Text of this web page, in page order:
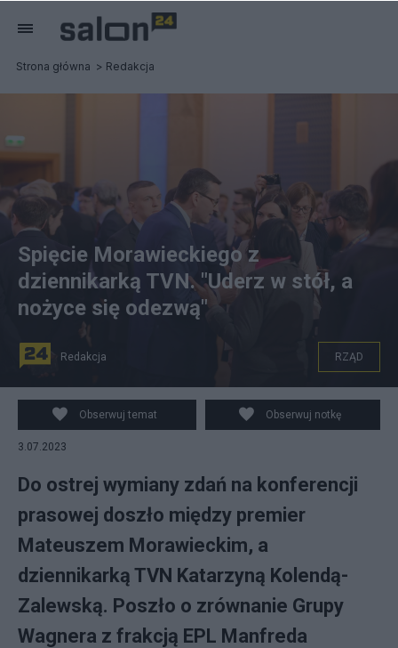
Strona główna Redakcja
źródło: PAP
Spięcie Morawieckiego z
dziennikarką TVN. "Uderz w stół, a
nożyce się odezwą"
Redakcja RZĄD
Obserwuj temat Obserwuj notkę
3.07.2023
Do ostrej wymiany zdań na konferencji
prasowej doszło między premier
Mateuszem Morawieckim, a
dziennikarką TVN Katarzyną Kolendą-
Zalewską. Poszło o zrównanie Grupy
Wagnera z frakcją EPL Manfreda